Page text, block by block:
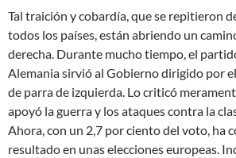
Tal traición y cobardía, que se repitieron
todos los países, están abriendo un
derecha. Durante mucho tiempo, el
Alemania sirvió al Gobierno dirigido por
de parra de izquierda. Lo criticó
apoyó la guerra y los ataques contra la
Ahora, con un 2,7 por ciento del voto, ha
resultado en unas elecciones europeas.